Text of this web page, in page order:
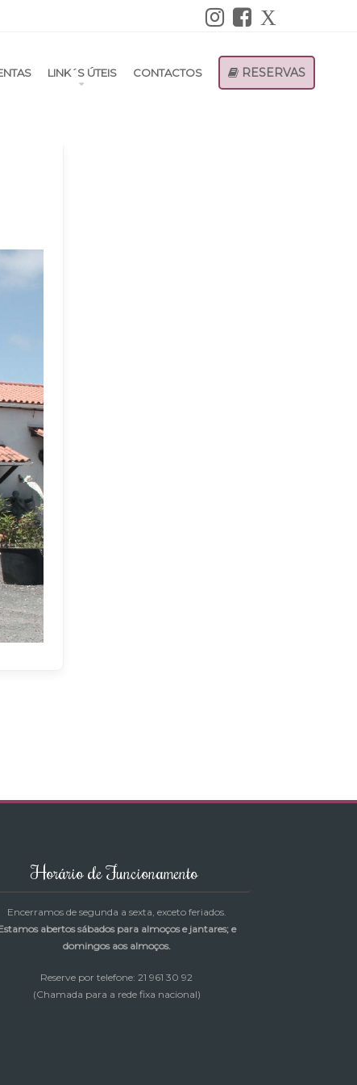
LINK´S ÚTEIS CONTACTOS RESERVAS
Horário de Funcionamento
Encerramos de segunda a sexta, exceto feriados.
abertos sábados para almoços e jantares; e
domingos aos almoços.
Reserve por telefone: 21 961 30 92
(Chamada para a rede fixa nacional)